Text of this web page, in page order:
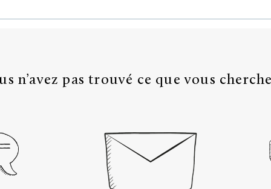
n’avez pas trouvé ce que vous